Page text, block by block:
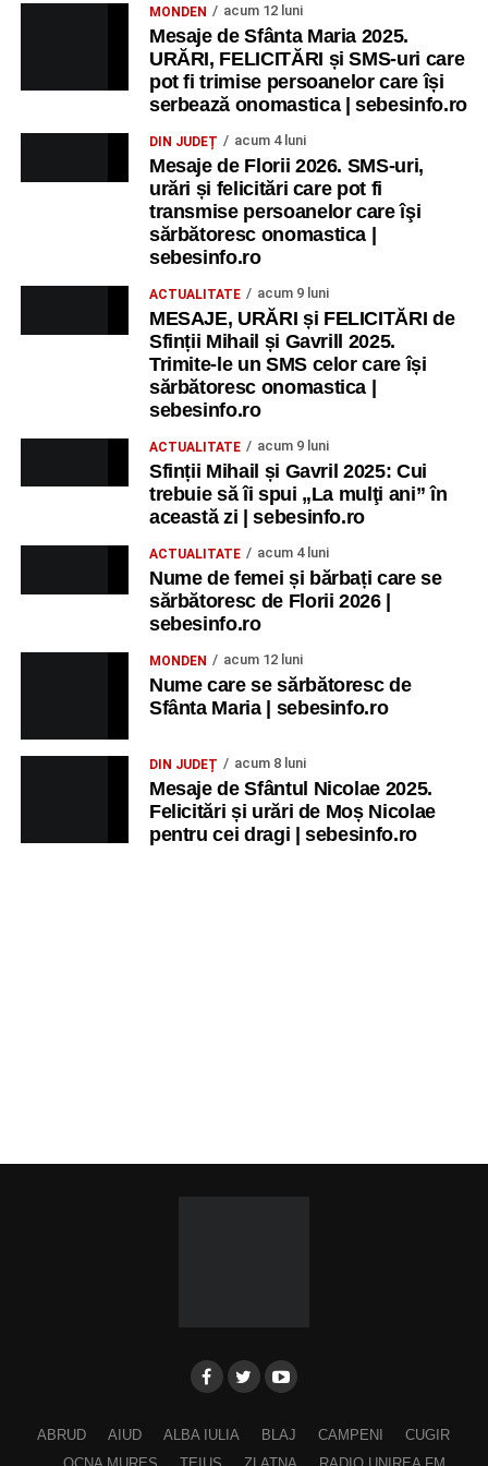
– Curtea Școlii „M. Kogălniceanu”: activități
recreative pentru copii.
– Grădina Muzeului Municipal „Ioan Raica”
Sebeș: încheierea Școlii de vară„Curcubeul Prieteniei”
– Aula Primăriei Municipiului Sebeș:
festivitatea de premiere a șefilor de promoție și a elevilor
Evaluare Națională și Bacalaureat.
– Parcul Tineretului: Spectacol pentru copii și
Alexandra Pamfilie și Școala de muzică„DoReMi”
Ancuța Stănuș și grupul de folclor;
Trupa de Dansuri Săsești.
Ora 20.30– Parcul Tineretului: proiecția filmului pentru
„Străjerii Deltei”(România, 2021), film de familie și
JOI, 27 AUGUST 2026
Grădina Muzeului Municipal „Ioan
Raica” Sebeș
Sărbătoarea Seniorilor
– festivitatea de
Participă:
Georgiana Petrescu
Georgiana Pavelescu
MONDEN acum 12 luni
Mesaje de Sfânta Maria 2025.
URĂRI, FELICITĂRI și SMS-uri care
pot fi trimise persoanelor care își
serbează onomastica | sebesinfo.ro
DIN JUDEȚ acum 4 luni
Mesaje de Florii 2026. SMS-uri,
urări și felicitări care pot fi
transmise persoanelor care îşi
sărbătoresc onomastica |
sebesinfo.ro
ACTUALITATE acum 9 luni
MESAJE, URĂRI și FELICITĂRI de
Sfinții Mihail și Gavrill 2025.
Trimite-le un SMS celor care își
sărbătoresc onomastica |
sebesinfo.ro
ACTUALITATE acum 9 luni
Sfinții Mihail și Gavril 2025: Cui
trebuie să îi spui „La mulţi ani” în
această zi | sebesinfo.ro
ACTUALITATE acum 4 luni
Nume de femei și bărbați care se
sărbătoresc de Florii 2026 |
sebesinfo.ro
MONDEN acum 12 luni
Nume care se sărbătoresc de
Sfânta Maria | sebesinfo.ro
DIN JUDEȚ acum 8 luni
Mesaje de Sfântul Nicolae 2025.
Felicitări și urări de Moș Nicolae
pentru cei dragi | sebesinfo.ro
ABRUD AIUD ALBA IULIA BLAJ CAMPENI
CUGIR